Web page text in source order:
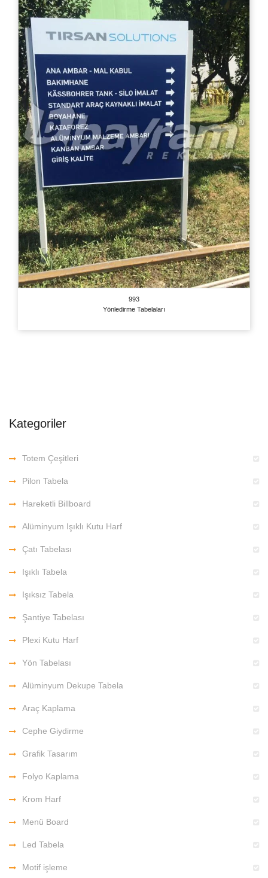
993
Yönledirme Tabelaları
Kategoriler
Totem Çeşitleri
Pilon Tabela
Hareketli Billboard
Alüminyum Işıklı Kutu Harf
Çatı Tabelası
Işıklı Tabela
Işıksız Tabela
Şantiye Tabelası
Plexi Kutu Harf
Yön Tabelası
Alüminyum Dekupe Tabela
Araç Kaplama
Cephe Giydirme
Grafik Tasarım
Folyo Kaplama
Krom Harf
Menü Board
Led Tabela
Motif işleme